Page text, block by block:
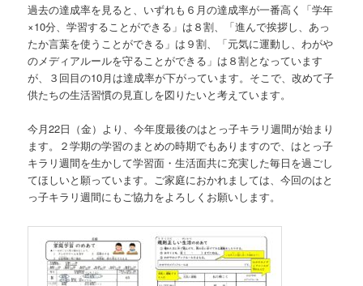
過去の達成率を見ると、いずれも６月の達成率が一番高く「学年
×10分、学習することができる」は８割、「進んで挨拶し、あっ
たか言葉を使うことができる」は９割、「元気に運動し、わがや
のメディアルールを守ることができる」は８割となっています
が、３回目の10月は達成率が下がっています。そこで、改めて子
供たちの生活習慣の見直しを図りたいと考えています。
今月22日（金）より、今年度最後のはとっ子キラリ週間が始まり
ます。２学期の学習のまとめの時期でもありますので、はとっ子
キラリ週間を生かして学習面・生活面共に充実した毎日を過ごし
てほしいと願っています。ご家庭におかれましては、今回のはと
っ子キラリ週間にもご協力をよろしくお願いします。